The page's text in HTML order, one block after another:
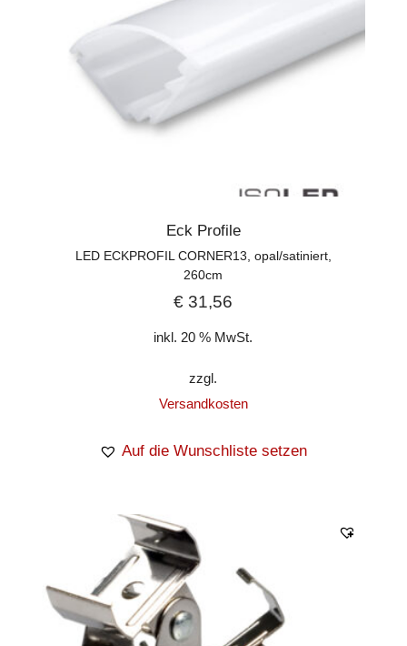
Eck Profile
LED ECKPROFIL CORNER13, opal/satiniert,
260cm
€ 31,56
inkl. 20 % MwSt.
zzgl.
Versandkosten
Auf die Wunschliste setzen